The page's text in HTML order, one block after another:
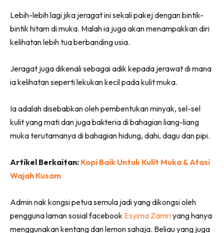
Lebih-lebih lagi jika jeragat ini sekali pakej dengan bintik-
bintik hitam di muka. Malah ia juga akan menampakkan diri
kelihatan lebih tua berbanding usia.
Jeragat juga dikenali sebagai adik kepada jerawat di mana
ia kelihatan seperti lekukan kecil pada kulit muka.
Ia adalah disebabkan oleh pembentukan minyak, sel-sel
kulit yang mati dan juga bakteria di bahagian liang-liang
muka terutamanya di bahagian hidung, dahi, dagu dan pipi.
Artikel Berkaitan: Kopi Baik Untuk Kulit Muka & Atasi
Wajah Kusam
Admin nak kongsi petua semula jadi yang dikongsi oleh
pengguna laman sosial facebook Esyima Zamriyang hanya
menggunakan kentang dan lemon sahaja. Beliau yang juga